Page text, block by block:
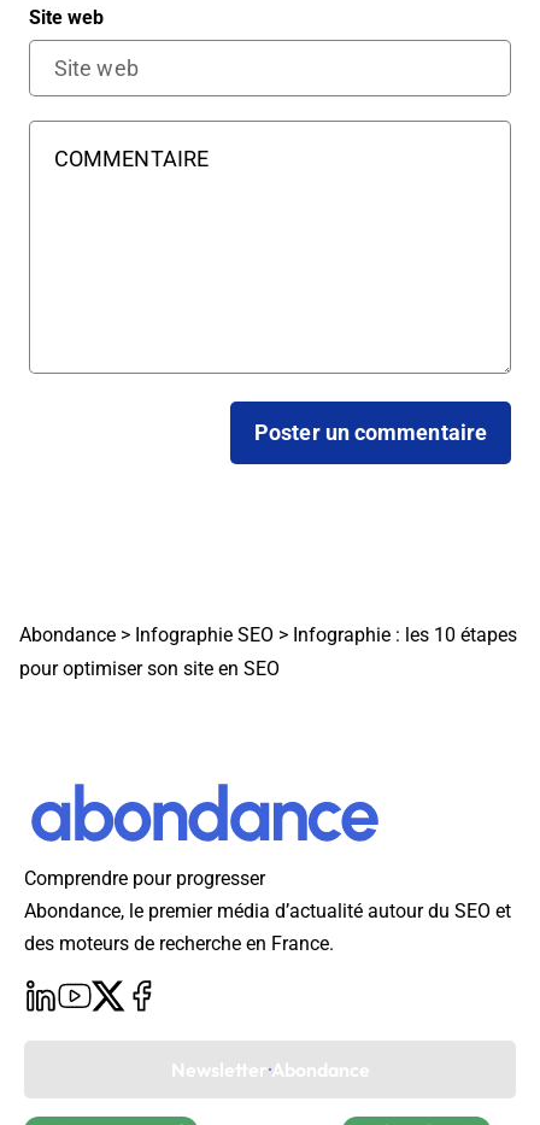
Site web
Abondance > Infographie SEO > Infographie : les 10 étapes
pour optimiser son site en SEO
Comprendre pour progresser
Abondance, le premier média d’actualité autour du SEO et
des moteurs de recherche en France.
Newsletter Abondance